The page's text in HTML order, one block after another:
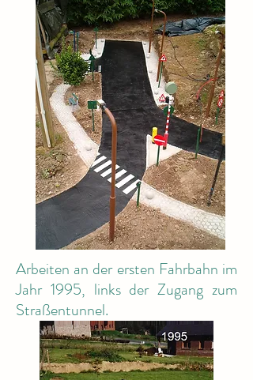
Arbeiten an der ersten Fahrbahn im
Jahr 1995, links der Zugang zum
Straßentunnel.